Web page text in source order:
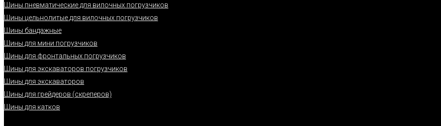
Шины пневматические для вилочных погрузчиков
Шины цельнолитые для вилочных погрузчиков
Шины бандажные
Шины для мини погрузчиков
Шины для фронтальных погрузчиков
Шины для экскаваторов погрузчиков
Шины для экскаваторов
Шины для грейдеров (скреперов)
Шины для катков